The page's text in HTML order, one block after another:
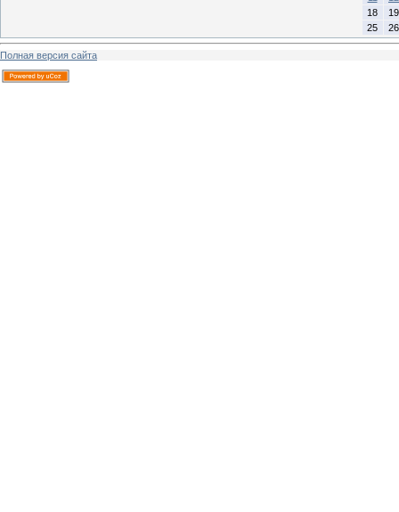
18
19
25
26
Полная версия сайта